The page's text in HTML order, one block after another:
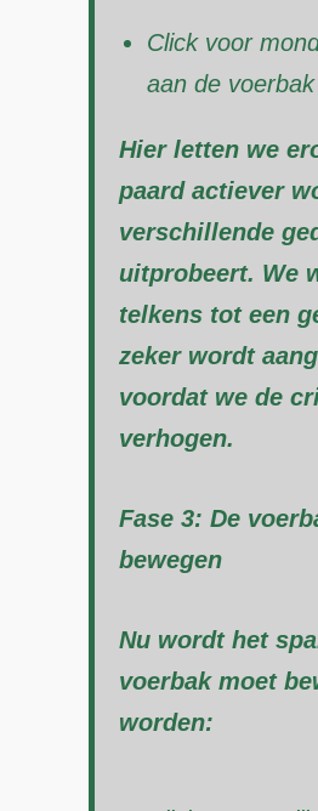
Click voor
aan de voerbak
Hier letten we
paard actiever
verschillende
uitprobeert. We
telkens tot een
zeker wordt
voordat we de
verhogen.
Fase 3: De
bewegen
Nu wordt het
voerbak moet
worden: